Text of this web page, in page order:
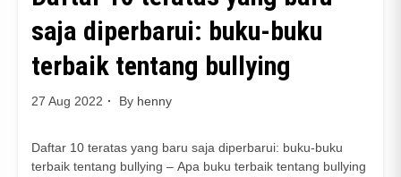
saja diperbarui: buku-buku
terbaik tentang bullying
27 Aug 2022 By henny
Daftar 10 teratas yang baru saja diperbarui: buku-buku
terbaik tentang bullying – Apa buku terbaik tentang bullying